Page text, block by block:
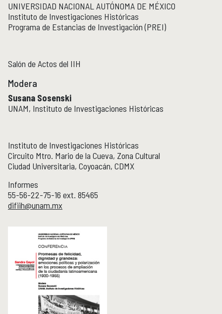
Servicio Social
Próximamente
Publicaciones y librería
PUBLICACIONES
Normas y políticas editoriales
Librería
Catálogo 1945-2025
Comunicación Pública de la Historia
COMUNICACIÓN PÚBLICA DE LA HISTORIA
Podcast Históricas
Cajón de historias
Acervos
BIBLIOTECA
Servicios
UNIVERSIDAD NACIONAL AUTÓNOMA DE MÉXICO
Instituto de Investigaciones Históricas
Programa de Estancias de Investigación (PREI)
Salón de Actos del IIH
Modera
Susana Sosenski
UNAM, Instituto de Investigaciones Históricas
Instituto de Investigaciones Históricas
Circuito Mtro. Mario de la Cueva, Zona Cultural
Ciudad Universitaria, Coyoacán, CDMX
Informes
55-56-22-75-16 ext. 85465
difiih@unam.mx